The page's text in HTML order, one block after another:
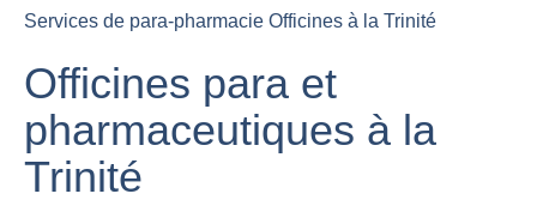
Services de para-pharmacie Officines à la Trinité
Officines para et
pharmaceutiques à la
Trinité